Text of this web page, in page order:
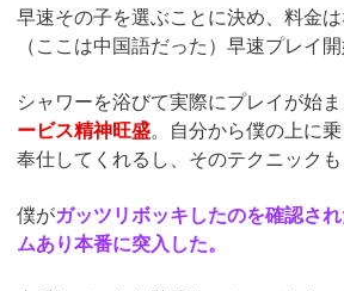
早速その子を選ぶことに決め、料金
（ここは中国語だった）早速プレイ開
シャワーを浴びて実際にプレイが始ま
ービス精神旺盛。自分から僕の上に
奉仕してくれるし、そのテクニックも
僕がガッツリボッキしたのを確認さ
ムあり本番に突入した。